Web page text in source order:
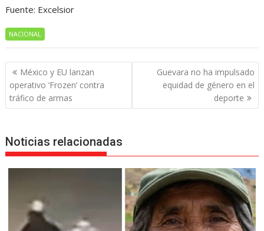
Fuente: Excelsior
NACIONAL
Navegación
de
entradas
México y EU lanzan
operativo ‘Frozen’ contra
tráfico de armas
Guevara no ha impulsado
equidad de género en el
deporte
Noticias relacionadas